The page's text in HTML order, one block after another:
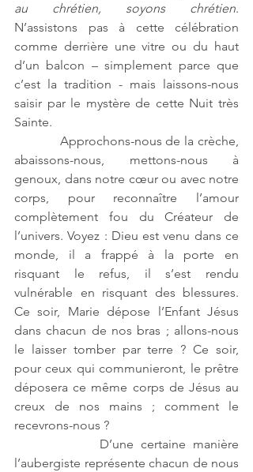
au chrétien, soyons chrétien.
N’assistons pas à cette célébration
comme derrière une vitre ou du haut
d’un balcon – simplement parce que
c’est la tradition - mais laissons-nous
saisir par le mystère de cette Nuit très
Sainte.
abaissons-nous, mettons-nous à
genoux, dans notre cœur ou avec notre
corps, pour reconnaître l’amour
complètement fou du Créateur de
l’univers. Voyez : Dieu est venu dans ce
monde, il a frappé à la porte en
risquant le refus, il s’est rendu
vulnérable en risquant des blessures.
Ce soir, Marie dépose l’Enfant Jésus
dans chacun de nos bras ; allons-nous
le laisser tomber par terre ? Ce soir,
pour ceux qui communieront, le prêtre
déposera ce même corps de Jésus au
creux de nos mains ; comment le
recevrons-nous ?
l’aubergiste représente chacun de nous